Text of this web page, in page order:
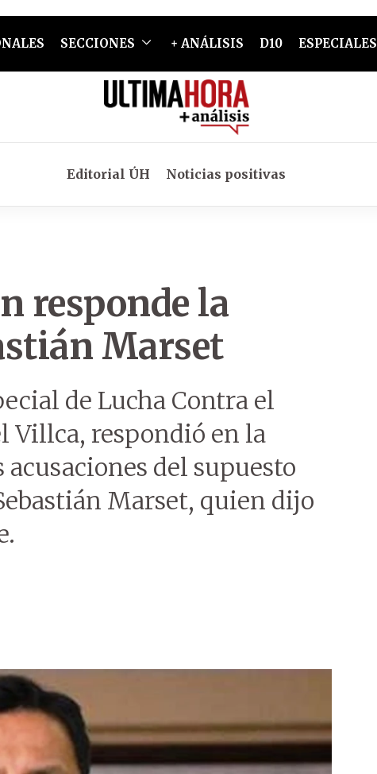
SECCIONES + ANÁLISIS D10 ESPECIALES
Editorial ÚH Noticias positivas
responde la
Marset
de Lucha Contra el
Villca, respondió en la
del supuesto
Marset, quien dijo